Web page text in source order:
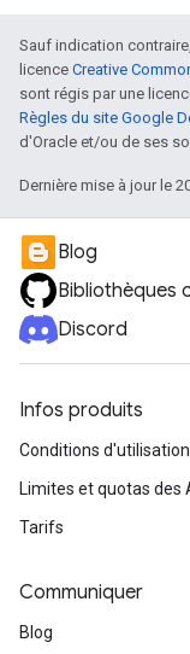
Sauf indication
licence Creative
sont régis par une
Règles du site Google
d'Oracle et/ou de ses
Dernière mise à jour le
Blog
Bibliothèques
Discord
Infos produits
Conditions d'utilisation
Limites et quotas des
Tarifs
Communiquer
Blog